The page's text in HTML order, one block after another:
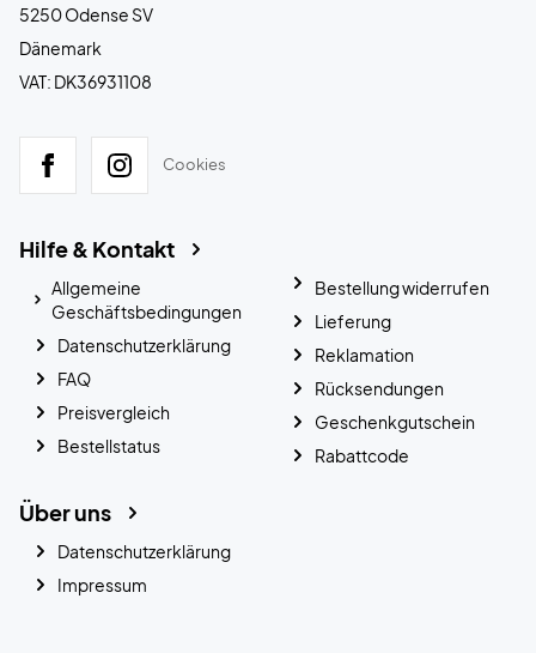
5250 Odense SV
Dänemark
VAT: DK36931108
Cookies
Hilfe & Kontakt
Allgemeine
Geschäftsbedingungen
Datenschutzerklärung
FAQ
Preisvergleich
Bestellstatus
Bestellung widerrufen
Lieferung
Reklamation
Rücksendungen
Geschenkgutschein
Rabattcode
Über uns
Datenschutzerklärung
Impressum